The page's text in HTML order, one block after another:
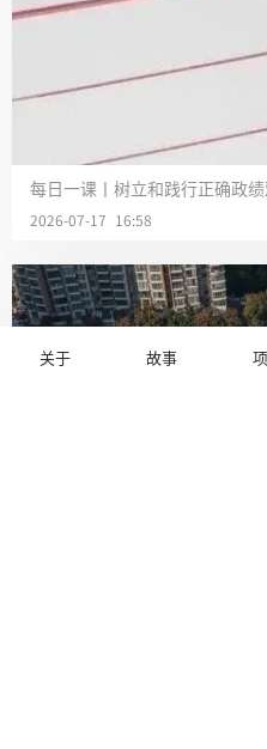
每日一课丨树立和践行正确政
2026-07-17 16:58
关于 故事